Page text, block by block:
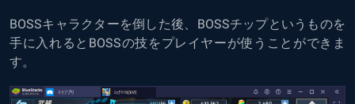
BOSSキャラクターを倒した後、BOSSチップというものを
手に入れるとBOSSの技をプレイヤーが使うことができま
す。